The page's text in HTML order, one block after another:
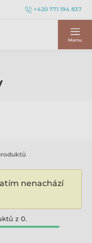
+420 771 194 837
Menu
nenachází
z 0.